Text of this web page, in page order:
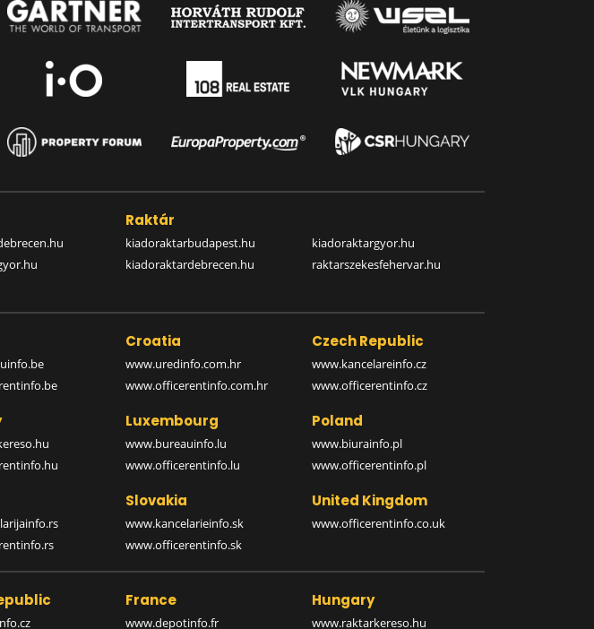
Raktár
kiadoraktarbudapest.hu
kiadoraktardebrecen.hu
kiadoraktargyor.hu
raktarszekesfehervar.hu
Croatia
www.uredinfo.com.hr
www.officerentinfo.com.hr
Czech Republic
www.kancelareinfo.cz
www.officerentinfo.cz
Luxembourg
www.bureauinfo.lu
www.officerentinfo.lu
Poland
www.biurainfo.pl
www.officerentinfo.pl
Slovakia
www.kancelarieinfo.sk
www.officerentinfo.sk
United Kingdom
www.officerentinfo.co.uk
France
www.depotinfo.fr
Hungary
www.raktarkereso.hu